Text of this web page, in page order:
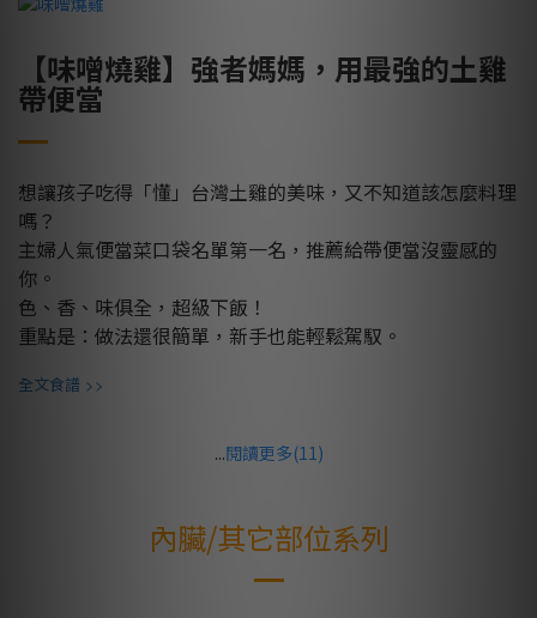
【味噌燒雞】強者媽媽，用最強的土雞
帶便當
想讓孩子吃得「懂」台灣土雞的美味，又不知道該怎麼料理
嗎？
主婦人氣便當菜口袋名單第一名，推薦給帶便當沒靈感的
你。
色、香、味俱全，超級下飯！
重點是：做法還很簡單，新手也能輕鬆駕馭。
全文食譜 >>
...閱讀更多(11)
內臟/其它部位系列